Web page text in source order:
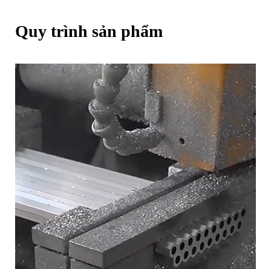
Quy trình sản phẩm